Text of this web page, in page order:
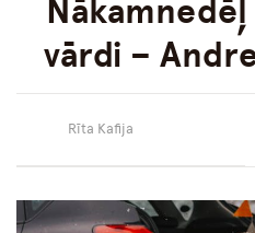
vārdi –
Rīta Kafija